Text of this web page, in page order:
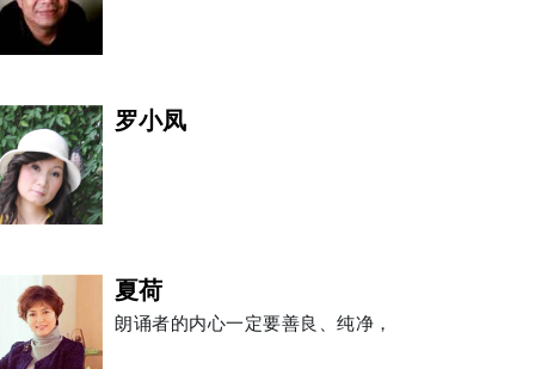
罗小凤
夏荷
朗诵者的内心一定要善良、纯净，